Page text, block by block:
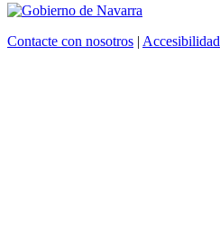
Contacte con nosotros | Accesibilidad